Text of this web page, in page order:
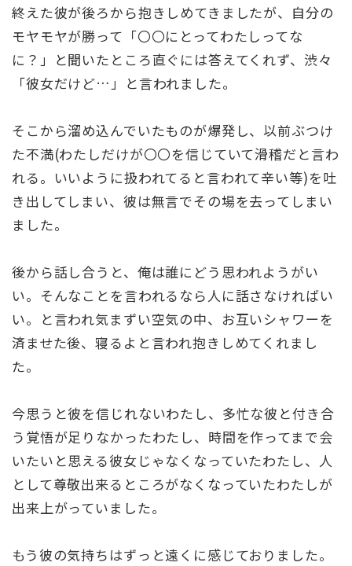
終えた彼が後ろから抱きしめてきましたが、自分の
モヤモヤが勝って「〇〇にとってわたしってな
に？」と聞いたところ直ぐには答えてくれず、渋々
「彼女だけど…」と言われました。
そこから溜め込んでいたものが爆発し、以前ぶつけ
た不満(わたしだけが〇〇を信じていて滑稽だと言わ
れる。いいように扱われてると言われて辛い等)を吐
き出してしまい、彼は無言でその場を去ってしまい
ました。
後から話し合うと、俺は誰にどう思われようがい
い。そんなことを言われるなら人に話さなければい
い。と言われ気まずい空気の中、お互いシャワーを
済ませた後、寝るよと言われ抱きしめてくれまし
た。
今思うと彼を信じれないわたし、多忙な彼と付き合
う覚悟が足りなかったわたし、時間を作ってまで会
いたいと思える彼女じゃなくなっていたわたし、人
として尊敬出来るところがなくなっていたわたしが
出来上がっていました。
もう彼の気持ちはずっと遠くに感じておりました。